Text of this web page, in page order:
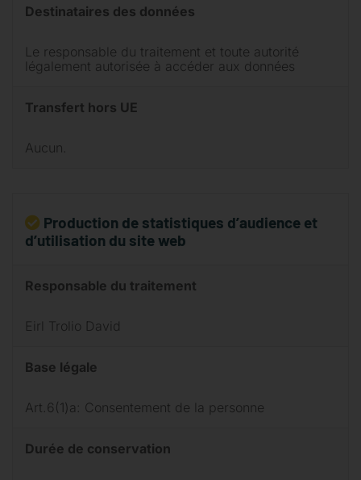
Destinataires des données
Le responsable du traitement et toute autorité
légalement autorisée à accéder aux données
Transfert hors UE
Aucun.
Production de statistiques d’audience et
d’utilisation du site web
Responsable du traitement
Eirl Trolio David
Base légale
Art.6(1)a: Consentement de la personne
Durée de conservation